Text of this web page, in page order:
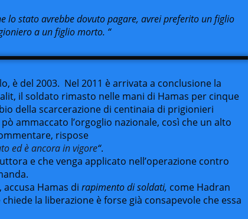
lo stato avrebbe dovuto pagare, avrei preferito un figlio
a un figlio morto. “
è del 2003. Nel 2011 è arrivata a conclusione la
il soldato rimasto nelle mani di Hamas per cinque
della scarcerazione di centinaia di prigionieri
ammaccato l’orgoglio nazionale, così che un alto
rispose
ed è ancora in vigore“.
e che venga applicato nell’operazione contro
accusa Hamas di rapimento di soldati, come Hadran
la liberazione è forse già consapevole che essa